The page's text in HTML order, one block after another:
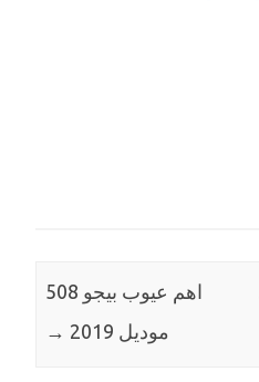
اهم عيوب بيجو 508
موديل 2019
→